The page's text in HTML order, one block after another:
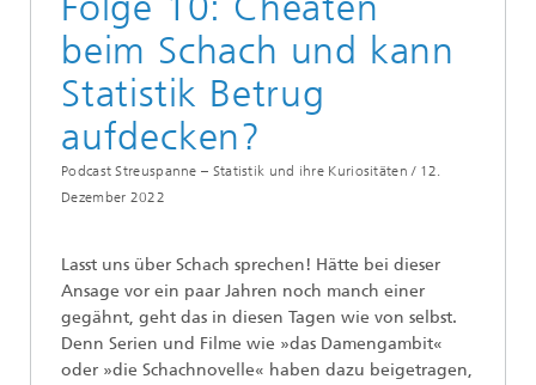
beim Schach und kann
Statistik Betrug
aufdecken?
Podcast Streuspanne – Statistik und ihre Kuriositäten / 12.
Dezember 2022
Lasst uns über Schach sprechen! Hätte bei dieser
Ansage vor ein paar Jahren noch manch einer
gegähnt, geht das in diesen Tagen wie von selbst.
Denn Serien und Filme wie »das Damengambit«
oder »die Schachnovelle« haben dazu beigetragen,